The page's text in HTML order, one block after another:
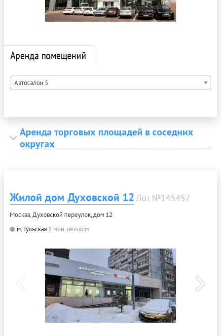
Аренда помещений
Автосалон 5
Аренда торговых площадей в соседних
округах
Жилой дом Духовской 12 Лот №145457
Москва, Духовской переулок, дом 12
м. Тульская 8 мин. пешком